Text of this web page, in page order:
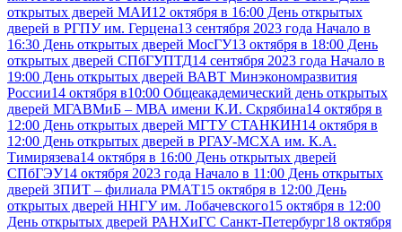
открытых дверей МАИ12 октября в 16:00 День открытых
дверей в РГПУ им. Герцена13 сентября 2023 года Начало в
16:30 День открытых дверей МосГУ13 октября в 18:00 День
открытых дверей СПбГУПТД14 сентября 2023 года Начало в
19:00 День открытых дверей ВАВТ Минэкономразвития
России14 октября в10:00 Общеакадемический день открытых
дверей МГАВМиБ – МВА имени К.И. Скрябина14 октября в
12:00 День открытых дверей МГТУ СТАНКИН14 октября в
12:00 День открытых дверей в РГАУ-МСХА им. К.А.
Тимирязева14 октября в 16:00 День открытых дверей
СПбГЭУ14 октября 2023 года Начало в 11:00 День открытых
дверей ЗПИТ – филиала РМАТ15 октября в 12:00 День
открытых дверей ННГУ им. Лобачевского15 октября в 12:00
День открытых дверей РАНХиГС Санкт-Петербург18 октября